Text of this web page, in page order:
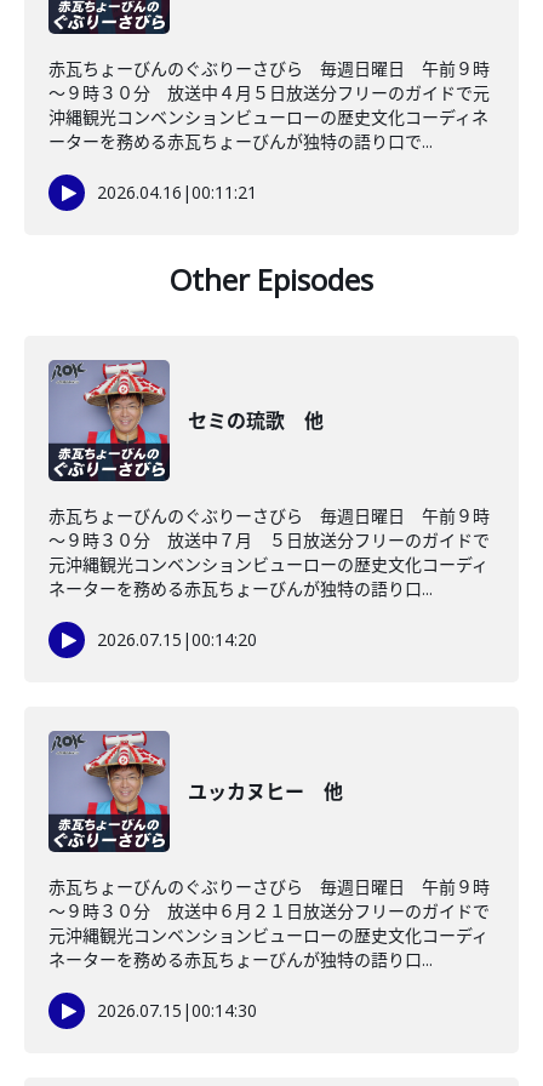
赤瓦ちょーびんのぐぶりーさびら 毎週日曜日 午前９時
～９時３０分 放送中４月５日放送分フリーのガイドで元
沖縄観光コンベンションビューローの歴史文化コーディネ
ーターを務める赤瓦ちょーびんが独特の語り口で...
2026.04.16 |00:11:21
Other Episodes
セミの琉歌 他
赤瓦ちょーびんのぐぶりーさびら 毎週日曜日 午前９時
～９時３０分 放送中７月 ５日放送分フリーのガイドで
元沖縄観光コンベンションビューローの歴史文化コーディ
ネーターを務める赤瓦ちょーびんが独特の語り口...
2026.07.15 |00:14:20
ユッカヌヒー 他
赤瓦ちょーびんのぐぶりーさびら 毎週日曜日 午前９時
～９時３０分 放送中６月２１日放送分フリーのガイドで
元沖縄観光コンベンションビューローの歴史文化コーディ
ネーターを務める赤瓦ちょーびんが独特の語り口...
2026.07.15 |00:14:30